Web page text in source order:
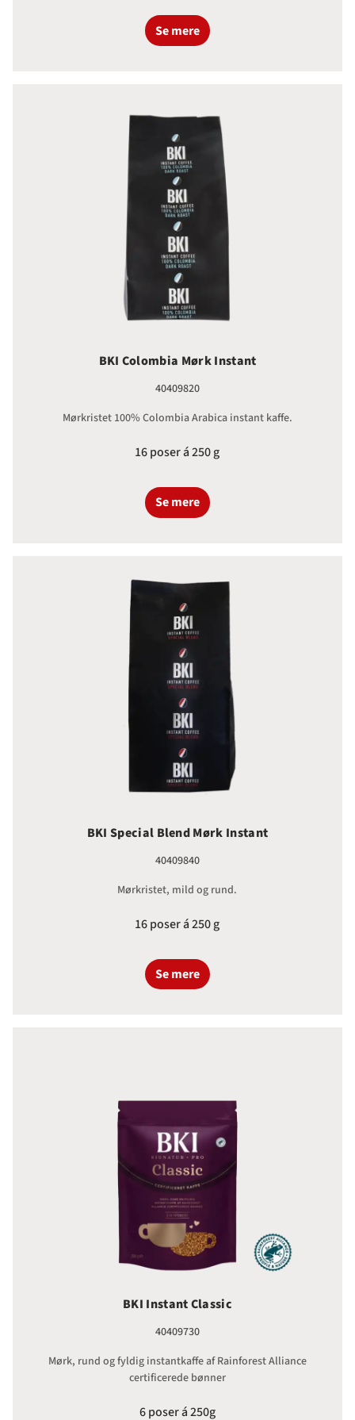
Se mere
BKI Colombia Mørk Instant
40409820
Mørkristet 100% Colombia Arabica instant kaffe.
16 poser á 250 g
Se mere
BKI Special Blend Mørk Instant
40409840
Mørkristet, mild og rund.
16 poser á 250 g
Se mere
BKI Instant Classic
40409730
Mørk, rund og fyldig instantkaffe af Rainforest Alliance
certificerede bønner
6 poser á 250g